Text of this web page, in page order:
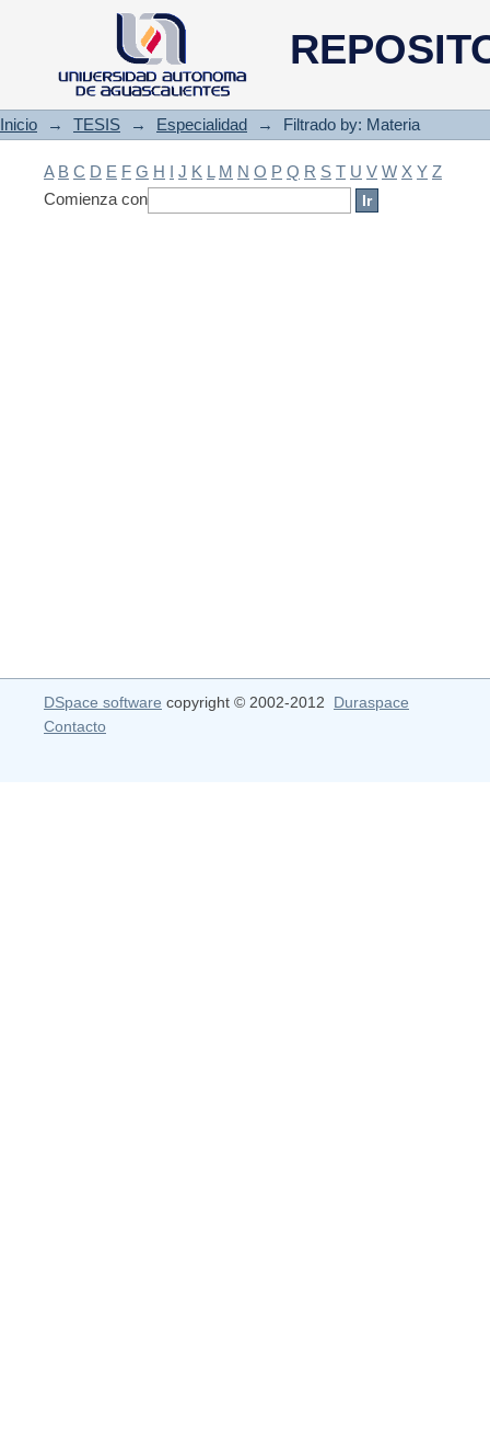
Filtrado by: Materia
Inicio → TESIS → Especialidad → Filtrado by: Materia
A B C D E F G H I J K L M N O P Q R S T U V W X Y Z
Comienza con
DSpace software copyright © 2002-2012 Duraspace
Contacto